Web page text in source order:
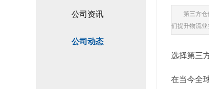
公司资讯
公司动态
第三方仓
们提升物流业
选择第三
在当今全